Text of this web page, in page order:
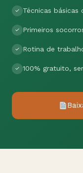
Técnicas básicas
Primeiros
Rotina de
100% gratuito,